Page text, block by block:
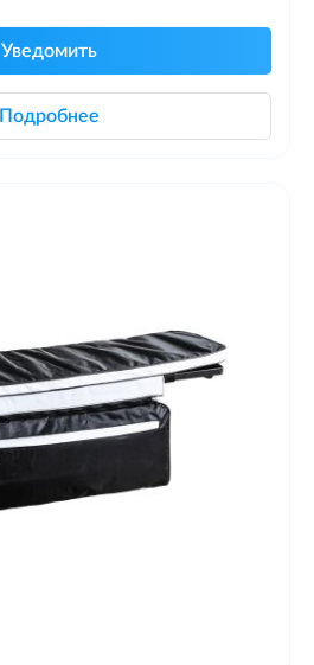
Уведомить
Подробнее